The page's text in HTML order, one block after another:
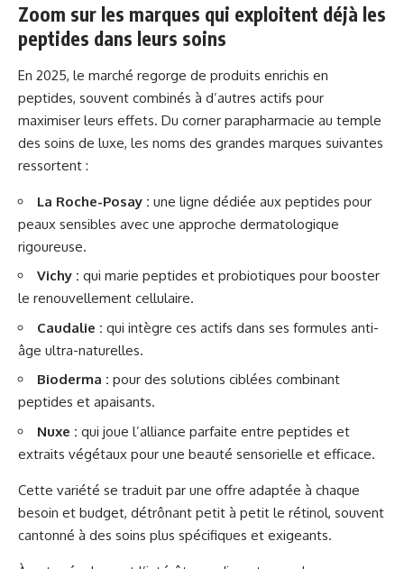
Zoom sur les marques qui exploitent déjà les
peptides dans leurs soins
En 2025, le marché regorge de produits enrichis en
peptides, souvent combinés à d’autres actifs pour
maximiser leurs effets. Du corner parapharmacie au temple
des soins de luxe, les noms des grandes marques suivantes
ressortent :
La Roche-Posay : une ligne dédiée aux peptides pour
peaux sensibles avec une approche dermatologique
rigoureuse.
Vichy : qui marie peptides et probiotiques pour booster
le renouvellement cellulaire.
Caudalie : qui intègre ces actifs dans ses formules anti-
âge ultra-naturelles.
Bioderma : pour des solutions ciblées combinant
peptides et apaisants.
Nuxe : qui joue l’alliance parfaite entre peptides et
extraits végétaux pour une beauté sensorielle et efficace.
Cette variété se traduit par une offre adaptée à chaque
besoin et budget, détrônant petit à petit le rétinol, souvent
cantonné à des soins plus spécifiques et exigeants.